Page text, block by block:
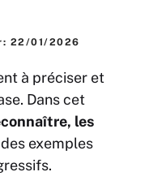
22/01/2026
à préciser et
Dans cet
les
exemples